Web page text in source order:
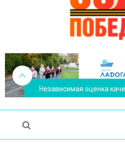
Независимая оценка